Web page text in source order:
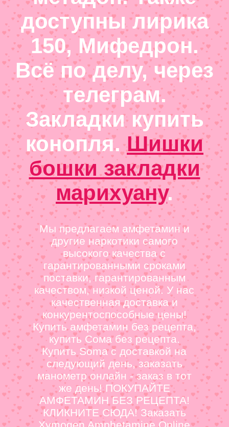
доступны лирика
150, Мифедрон.
Всё по делу, через
телеграм.
Закладки купить
конопля.Шишки
бошки закладки
марихуану.
Мы предлагаем амфетамин и
другие наркотики самого
высокого качества с
гарантированными сроками
поставки, гарантированным
качеством, низкой ценой. У нас
качественная доставка и
конкурентоспособные цены!
Купить амфетамин без рецепта,
купить Сома без рецепта.
Купить Soma с доставкой на
следующий день, заказать
манометр онлайн - заказ в тот
же день! ПОКУПАЙТЕ
АМФЕТАМИН БЕЗ РЕЦЕПТА!
КЛИКНИТЕ СЮДА! Заказать